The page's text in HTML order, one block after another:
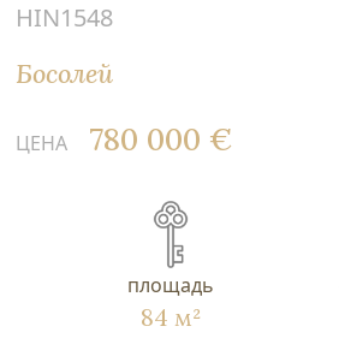
HIN1548
Босолей
ЦЕНА 780 000 €
площадь
84 м²